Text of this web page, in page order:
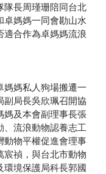
隊長周瑾珊陪同台北
卓媽媽一同會勘山水
適合作為卓媽媽流浪
媽媽私人狗場搬遷一
副局長吳欣珮召開協
媽及本會副理事長張
、流浪動物認養志工
動物平權促進會理事
宸禎，與台北市動物
環境保護局科長郭國